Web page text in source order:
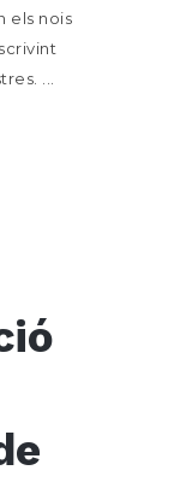
els nois
...